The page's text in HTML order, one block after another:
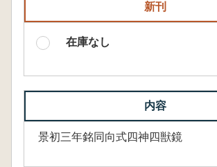
新刊
在庫なし
内容
景初三年銘同向式四神四獣鏡